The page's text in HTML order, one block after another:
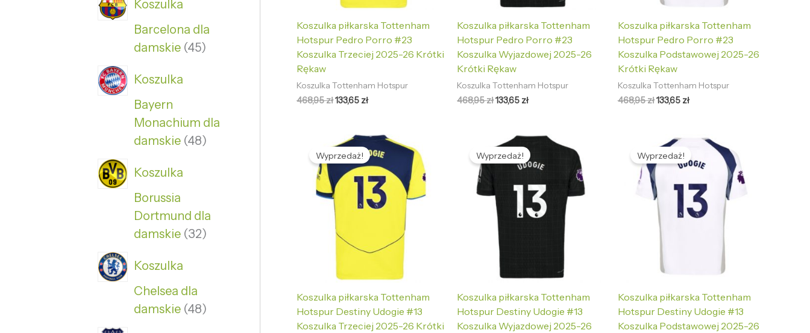
Koszulka
Barcelona dla
damskie 45
Koszulka
Bayern
Monachium dla
damskie 48
Koszulka
Borussia
Dortmund dla
damskie 32
Koszulka
Chelsea dla
damskie 48
Koszulka piłkarska Tottenham
Hotspur Pedro Porro #23
Koszulka Trzeciej 2025-26 Krótki
Rękaw
Koszulka Tottenham Hotspur
468,95zł133,65 zł
Koszulka piłkarska Tottenham
Hotspur Pedro Porro #23
Koszulka Wyjazdowej 2025-26
Krótki Rękaw
Koszulka Tottenham Hotspur
468,95zł133,65 zł
Koszulka piłkarska Tottenham
Hotspur Pedro Porro #23
Koszulka Podstawowej 2025-26
Krótki Rękaw
Koszulka Tottenham Hotspur
468,95zł133,65 zł
Wyprzedaż!
Koszulka piłkarska Tottenham
Hotspur Destiny Udogie #13
Koszulka Trzeciej 2025-26 Krótki
Pierwotna
cena
wynosiła:
468,95 zł.
Aktualna
cena
wynosi:
133,65 zł.
Wyprzedaż!
Koszulka piłkarska Tottenham
Hotspur Destiny Udogie #13
Koszulka Wyjazdowej 2025-26
Pierwotna
cena
wynosiła:
468,95 zł.
Aktualna
cena
wynosi:
133,65 zł.
Wyprzedaż!
Koszulka piłkarska Tottenham
Hotspur Destiny Udogie #13
Koszulka Podstawowej 2025-26
Pierwotna
cena
wynosiła:
468,95 zł.
Aktualna
wynosi:
133,65 zł.